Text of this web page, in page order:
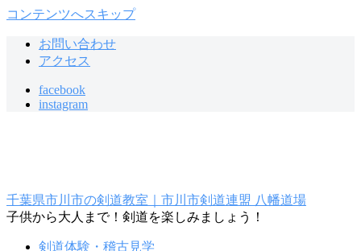
コンテンツへスキップ
お問い合わせ
アクセス
facebook
instagram
千葉県市川市の剣道教室｜市川市剣道連盟 八幡道場
子供から大人まで！剣道を楽しみましょう！
剣道体験・稽古見学